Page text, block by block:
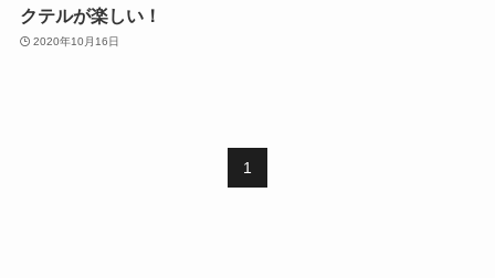
クテルが楽しい！
2020年10月16日
1